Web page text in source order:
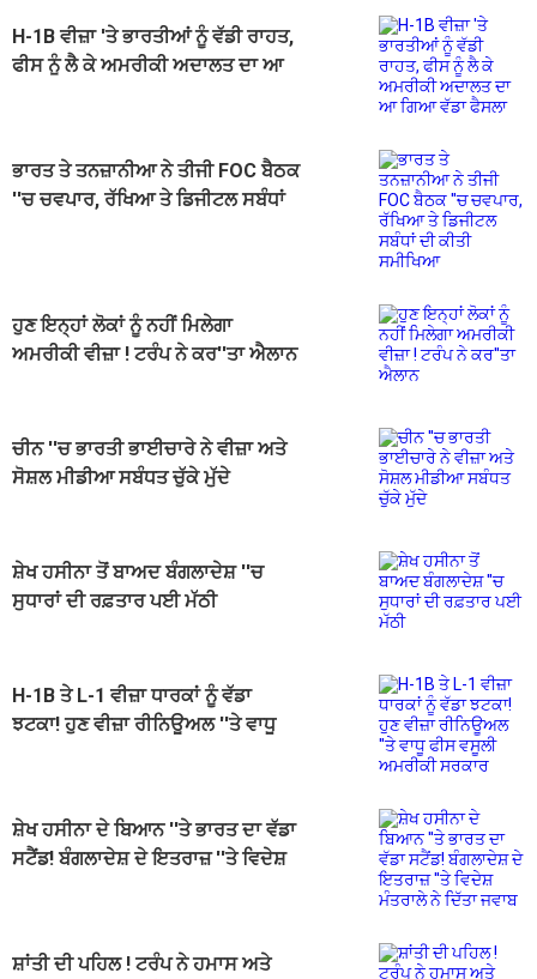
H-1B ਵੀਜ਼ਾ 'ਤੇ ਭਾਰਤੀਆਂ ਨੂੰ ਵੱਡੀ ਰਾਹਤ,
ਫੀਸ ਨੂੰ ਲੈ ਕੇ ਅਮਰੀਕੀ ਅਦਾਲਤ ਦਾ ਆ
ਭਾਰਤ ਤੇ ਤਨਜ਼ਾਨੀਆ ਨੇ ਤੀਜੀ FOC ਬੈਠਕ
''ਚ ਚਵਪਾਰ, ਰੱਖਿਆ ਤੇ ਡਿਜੀਟਲ ਸਬੰਧਾਂ
ਹੁਣ ਇਨ੍ਹਾਂ ਲੋਕਾਂ ਨੂੰ ਨਹੀਂ ਮਿਲੇਗਾ
ਅਮਰੀਕੀ ਵੀਜ਼ਾ ! ਟਰੰਪ ਨੇ ਕਰ''ਤਾ ਐਲਾਨ
ਚੀਨ ''ਚ ਭਾਰਤੀ ਭਾਈਚਾਰੇ ਨੇ ਵੀਜ਼ਾ ਅਤੇ
ਸੋਸ਼ਲ ਮੀਡੀਆ ਸਬੰਧਤ ਚੁੱਕੇ ਮੁੱਦੇ
ਸ਼ੇਖ ਹਸੀਨਾ ਤੋਂ ਬਾਅਦ ਬੰਗਲਾਦੇਸ਼ ''ਚ
ਸੁਧਾਰਾਂ ਦੀ ਰਫ਼ਤਾਰ ਪਈ ਮੱਠੀ
H-1B ਤੇ L-1 ਵੀਜ਼ਾ ਧਾਰਕਾਂ ਨੂੰ ਵੱਡਾ
ਝਟਕਾ! ਹੁਣ ਵੀਜ਼ਾ ਰੀਨਿਊਅਲ ''ਤੇ ਵਾਧੂ
ਸ਼ੇਖ ਹਸੀਨਾ ਦੇ ਬਿਆਨ ''ਤੇ ਭਾਰਤ ਦਾ ਵੱਡਾ
ਸਟੈਂਡ! ਬੰਗਲਾਦੇਸ਼ ਦੇ ਇਤਰਾਜ਼ ''ਤੇ ਵਿਦੇਸ਼
ਸ਼ਾਂਤੀ ਦੀ ਪਹਿਲ ! ਟਰੰਪ ਨੇ ਹਮਾਸ ਅਤੇ